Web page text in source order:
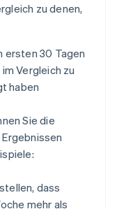
zu denen,
ersten 30 Tagen
Vergleich zu
haben
Sie die
dass
mehr als